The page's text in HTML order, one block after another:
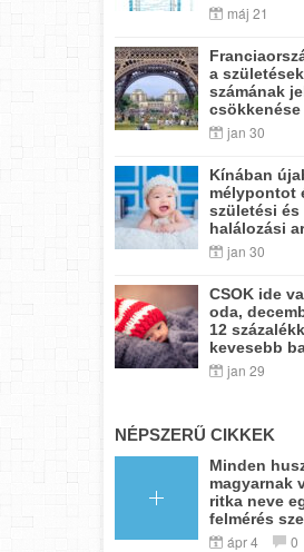
máj 21
a születések
számának
csökkenése
jan 30
Kínában
mélypontot
születési és
halálozási
jan 30
CSOK ide
oda,
12
kevesebb
jan 29
NÉPSZERŰ CIKKEK
Minden
magyarnak
ritka neve
felmérés
ápr 4 0